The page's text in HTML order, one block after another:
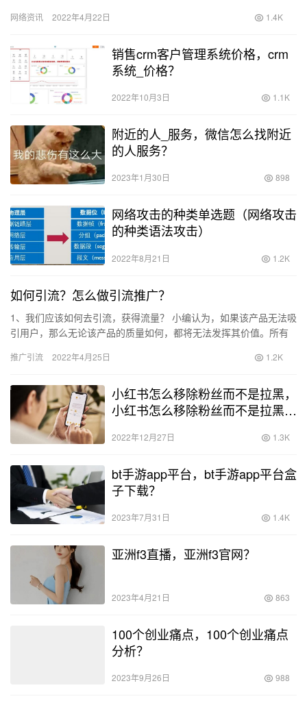
扬眉…
网络资讯 2022年4月22日 1.4K
销售crm客户管理系统价格，crm
系统_价格？
2022年10月3日 1.1K
附近的人_服务，微信怎么找附近
的人服务？
2023年1月30日 898
网络攻击的种类单选题（网络攻击
的种类语法攻击）
2022年8月21日 1.2K
如何引流？怎么做引流推广？
1、我们应该如何去引流，获得流量？ 小编认为，如果该产品无法吸
引用户，那么无论该产品的质量如何，都将无法发挥其价值。所有
品？…
推广引流 2022年4月25日 1.2K
小红书怎么移除粉丝而不是拉黑，
小红书怎么移除粉丝而不是拉黑
2022年12月27日 1.3K
bt手游app平台，bt手游app平台盒
子下载？
2023年7月31日 1.4K
亚洲f3直播，亚洲f3官网？
2023年4月21日 863
100个创业痛点，100个创业痛点
分析？
2023年9月26日 988